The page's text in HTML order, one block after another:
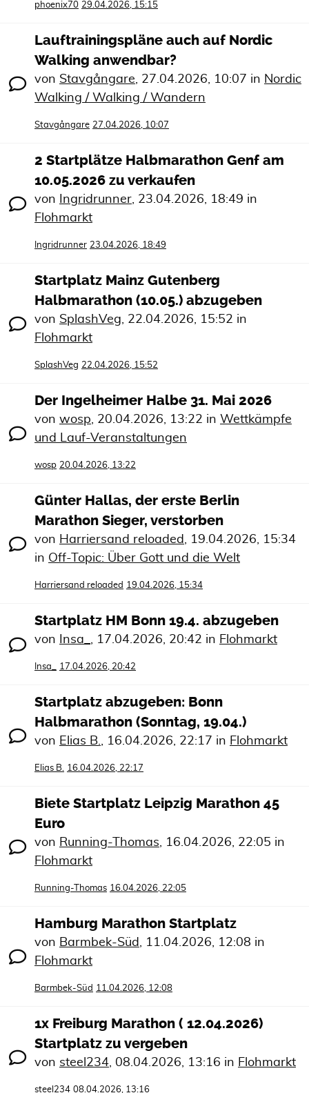
phoenix70 29.04.2026, 15:15
Lauftrainingspläne auch auf Nordic
Walking anwendbar?
von Stavgångare, 27.04.2026, 10:07 in Nordic
Walking / Walking / Wandern
Stavgångare 27.04.2026, 10:07
2 Startplätze Halbmarathon Genf am
10.05.2026 zu verkaufen
von Ingridrunner, 23.04.2026, 18:49 in
Flohmarkt
Ingridrunner 23.04.2026, 18:49
Startplatz Mainz Gutenberg
Halbmarathon (10.05.) abzugeben
von SplashVeg, 22.04.2026, 15:52 in
Flohmarkt
SplashVeg 22.04.2026, 15:52
Der Ingelheimer Halbe 31. Mai 2026
von wosp, 20.04.2026, 13:22 in Wettkämpfe
und Lauf-Veranstaltungen
wosp 20.04.2026, 13:22
Günter Hallas, der erste Berlin
Marathon Sieger, verstorben
von Harriersand reloaded, 19.04.2026, 15:34
in Off-Topic: Über Gott und die Welt
Harriersand reloaded 19.04.2026, 15:34
Startplatz HM Bonn 19.4. abzugeben
von Insa_ , 17.04.2026, 20:42 in Flohmarkt
Insa_ 17.04.2026, 20:42
Startplatz abzugeben: Bonn
Halbmarathon (Sonntag, 19.04.)
von Elias B., 16.04.2026, 22:17 in Flohmarkt
Elias B. 16.04.2026, 22:17
Biete Startplatz Leipzig Marathon 45
Euro
von Running-Thomas, 16.04.2026, 22:05 in
Flohmarkt
Running-Thomas 16.04.2026, 22:05
Hamburg Marathon Startplatz
von Barmbek-Süd, 11.04.2026, 12:08 in
Flohmarkt
Barmbek-Süd 11.04.2026, 12:08
1x Freiburg Marathon ( 12.04.2026)
Startplatz zu vergeben
von steel234, 08.04.2026, 13:16 in Flohmarkt
steel234 08.04.2026, 13:16